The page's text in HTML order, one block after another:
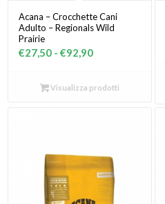
Acana – Crocchette Cani
Adulto – Regionals Wild
Prairie
€27,50 - €92,90Fascia
prezzo:
Visualizza prodotti